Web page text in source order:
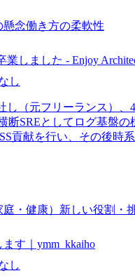
懸念働き方の柔軟性
業しました - Enjoy
し
し（元フリーランス）、4
断SREとしてログ基盤の
貢献を行い、その後時
・健康） 新しい役割・
す｜ymm_kkaiho
し